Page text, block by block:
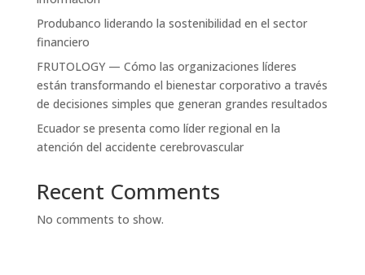
Produbanco liderando la sostenibilidad en el sector
financiero
FRUTOLOGY — Cómo las organizaciones líderes
están transformando el bienestar corporativo a través
de decisiones simples que generan grandes resultados
Ecuador se presenta como líder regional en la
atención del accidente cerebrovascular
Recent Comments
No comments to show.